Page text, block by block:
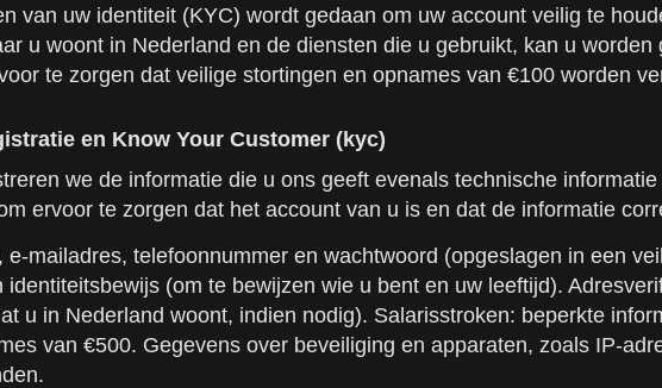
van uw identiteit (KYC) wordt gedaan om uw account veilig te
u woont in Nederland en de diensten die u gebruikt, kan u
te zorgen dat veilige stortingen en opnames van €100 worden
en Know Your Customer (kyc)
we de informatie die u ons geeft evenals technische
ervoor te zorgen dat het account van u is en dat de informatie
mailadres, telefoonnummer en wachtwoord (opgeslagen in een
(om te bewijzen wie u bent en uw leeftijd).
u in Nederland woont, indien nodig). Salarisstroken: beperkte
van €500. Gegevens over beveiliging en apparaten, zoals IP-